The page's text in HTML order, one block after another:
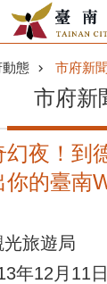
態 市府新聞
市府新
幻夜！到
你的臺南
旅遊局
年12月11